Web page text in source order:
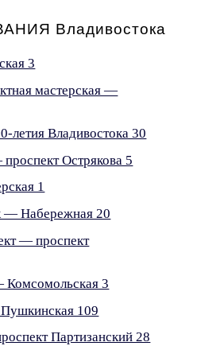
Владивостока
3
мастерская —
Владивостока 30
Острякова 5
1
— Набережная 20
— проспект
3
109
Партизанский 28